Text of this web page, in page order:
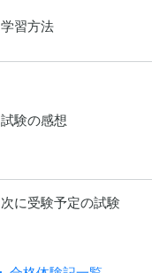
学習方法
試験の感想
次に受験予定の試験